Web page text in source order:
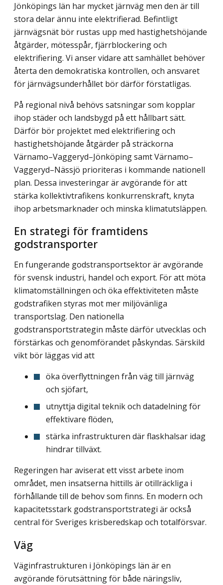
Jönköpings län har mycket järnväg men den är till
stora delar ännu inte elektrifierad. Befintligt
järnvägsnät bör rustas upp med hastighetshöjande
åtgärder, mötesspår, fjärr­blockering och
elektrifiering. Vi anser vidare att samhället behöver
återta den demokra­tiska kontrollen, och ansvaret
för järnvägsunderhållet bör därför förstatligas.
På regional nivå behövs satsningar som kopplar
ihop städer och landsbygd på ett hållbart sätt.
Därför bör projektet med elektrifiering och
hastighetshöjande åtgärder på sträckorna
Värnamo–Vaggeryd–Jönköping samt Värnamo–
Vaggeryd–Nässjö prioriteras i kommande nationell
plan. Dessa investeringar är avgörande för att
stärka kollektiv­trafikens konkurrenskraft, knyta
ihop arbetsmarknader och minska klimatutsläppen.
En strategi för framtidens
godstransporter
En fungerande godstransportsektor är avgörande
för svensk industri, handel och export. För att möta
klimatomställningen och öka effektiviteten måste
godstrafiken styras mot mer miljövänliga
transportslag. Den nationella
godstransportstrategin måste därför utvecklas och
förstärkas och genomförandet påskyndas. Särskild
vikt bör läggas vid att
öka överflyttningen från väg till järnväg
och sjöfart,
utnyttja digital teknik och datadelning för
effektivare flöden,
stärka infrastrukturen där flaskhalsar idag
hindrar tillväxt.
Regeringen har aviserat ett visst arbete inom
området, men insatserna hittills är otillräckliga i
förhållande till de behov som finns. En modern och
kapacitetsstark godstransportstrategi är också
central för Sveriges krisberedskap och totalförsvar.
Väg
Väginfrastrukturen i Jönköpings län är en
avgörande förutsättning för både näringsliv,